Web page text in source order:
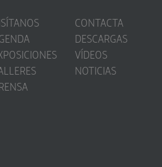
CONTACTA
DESCARGAS
VÍDEOS
NOTICIAS